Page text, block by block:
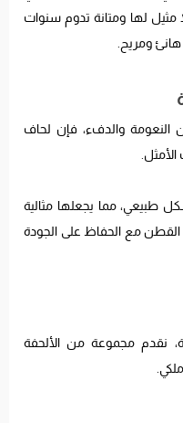
لها ومتانة تدوم سنوات
ومريح.
النعومة والدفء، فإن لحاف
طبيعي، مما يجعلها مثالية
من القطن مع الحفاظ على الجودة
نقدم مجموعة من الألحفة